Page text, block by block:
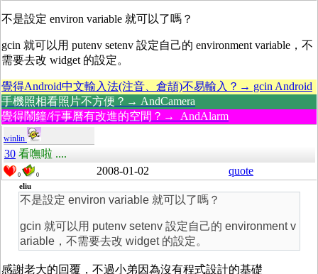
不是設定 environ variable 就可以了嗎？
gcin 就可以用 putenv setenv 設定自己的 environment variable，不
需要去改 widget 的設定。
覺得Android中文輸入法(注音、倉頡)不易輸入？→ gcin Android
手機照相看照片不方便？→ AndCamera
覺得鬧鐘/行事曆有改進的空間？→ AndAlarm
winlin
30 看嘸啦 ....
0 0 2008-01-02 quote
eliu
不是設定 environ variable 就可以了嗎？
gcin 就可以用 putenv setenv 設定自己的 environment v
ariable，不需要去改 widget 的設定。
感謝老大的回覆，不過小弟因為沒有程式設計的基礎